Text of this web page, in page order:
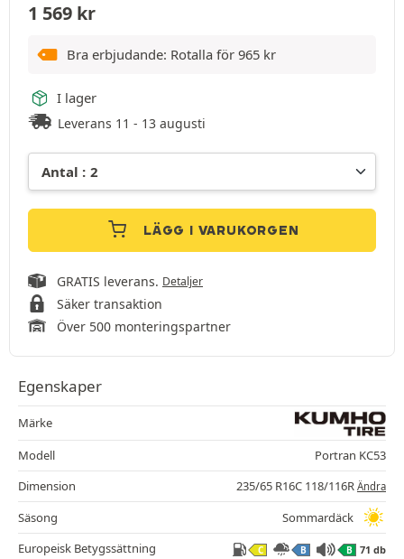
1 569 kr
Bra erbjudande: Rotalla för 965 kr
I lager
Leverans 11 - 13 augusti
LÄGG I VARUKORGEN
GRATIS leverans. Detaljer
Säker transaktion
Över 500 monteringspartner
Egenskaper
Märke
Modell
Portran KC53
Dimension
235/65 R16C 118/116R Ändra
Säsong
Sommardäck
Europeisk Betygssättning
C B B 71 db